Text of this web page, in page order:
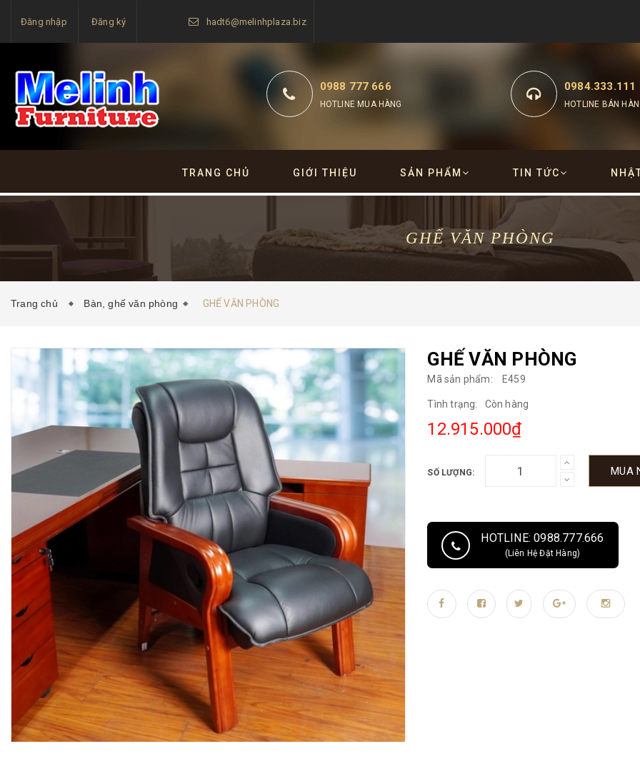
Đăng nhập Đăng ký hadt6@melinhplaza.biz
0988 777 666
HOTLINE MUA HÀNG
0984.333.111
HOTLINE BÁN
TRANG CHỦ GIỚI THIỆU SẢN PHẨM TIN TỨC
GHẾ VĂN PHÒNG
Trang chủ Bàn, ghế văn phòng GHẾ VĂN PHÒNG
GHẾ VĂN PHÒNG
Mã sản phẩm: E459
Tình trạng: Còn hàng
12.915.000₫
SỐ LƯỢNG: MUA
HOTLINE: 0988.777.666
(Liên Hệ Đặt Hàng)